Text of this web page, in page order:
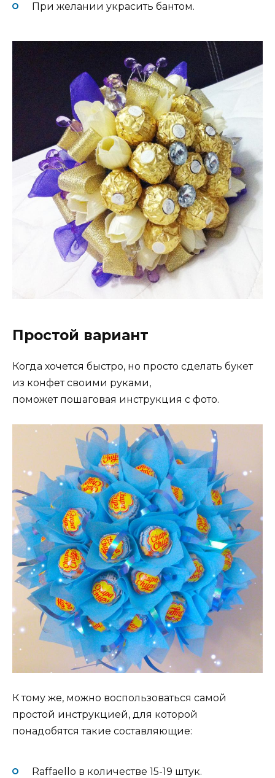
При желании украсить бантом.
Простой вариант
Когда хочется быстро, но просто сделать букет
из конфет своими руками,
поможет пошаговая инструкция с фото.
К тому же, можно воспользоваться самой
простой инструкцией, для которой
понадобятся такие составляющие:
Raffaello в количестве 15-19 штук.